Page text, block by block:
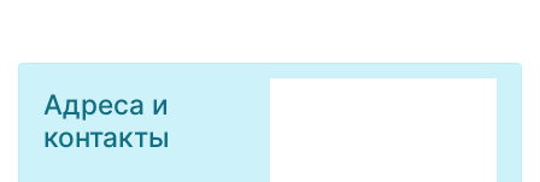
Адреса и
контакты